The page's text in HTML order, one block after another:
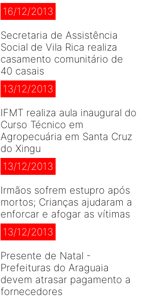
16/12/2013
Secretaria de Assistência
Social de Vila Rica realiza
casamento comunitário de
40 casais
13/12/2013
IFMT realiza aula inaugural do
Curso Técnico em
Agropecuária em Santa Cruz
do Xingu
13/12/2013
Irmãos sofrem estupro após
mortos; Crianças ajudaram a
enforcar e afogar as vítimas
13/12/2013
Presente de Natal -
Prefeituras do Araguaia
devem atrasar pagamento a
fornecedores